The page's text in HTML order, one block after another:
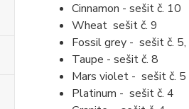
Cinnamon - sešit č. 10
Wheat sešit č. 9
Fossil grey - sešit č.
Taupe - sešit č. 8
Mars violet - sešit č. 5
Platinum - sešit č. 4